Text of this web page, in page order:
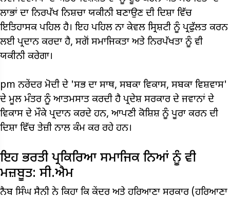
ਲਾਭਾਂ ਦਾ ਨਿਰਪੱਖ ਨਿਸ਼ਚਾ ਯਕੀਨੀ ਬਣਾਉਣ ਦੀ ਦਿਸ਼ਾ ਵਿੱਚ
ਇਤਿਹਾਸਕ ਪਹਿਲ ਹੈ। ਇਹ ਪਹਿਲ ਨਾ ਕੇਵਲ ਸ੍ਰਿਸ਼ਟੀ ਨੂੰ ਪ੍ਰਫੁੱਲਤ ਕਰਨ
ਲਈ ਪ੍ਰਦਾਨ ਕਰਦਾ ਹੈ, ਸਗੋਂ ਸਮਾਜਿਕਤਾ ਅਤੇ ਨਿਰਪੱਖਤਾ ਨੂੰ ਵੀ
ਯਕੀਨੀ ਕਰੇਗਾ।
pm ਨਰੇਂਦਰ ਮੋਦੀ ਦੇ 'ਸਭ ਦਾ ਸਾਥ, ਸਬਕਾ ਵਿਕਾਸ, ਸਬਕਾ ਵਿਸ਼ਵਾਸ'
ਦੇ ਮੂਲ ਮੰਤਰ ਨੂੰ ਆਤਮਸਾਤ ਕਰਦੀ ਹੈ ਪ੍ਰਦੇਸ਼ ਸਰਕਾਰ ਦੇ ਜਵਾਨਾਂ ਦੇ
ਵਿਕਾਸ ਦੇ ਮੌਕੇ ਪ੍ਰਦਾਨ ਕਰਦੇ ਹਨ, ਆਪਣੀ ਕੋਸ਼ਿਸ਼ ਨੂੰ ਪੂਰਾ ਕਰਨ ਦੀ
ਦਿਸ਼ਾ ਵਿੱਚ ਤੇਜ਼ੀ ਨਾਲ ਕੰਮ ਕਰ ਰਹੇ ਹਨ।
ਇਹ ਭਰਤੀ ਪ੍ਰਕਿਰਿਆ ਸਮਾਜਿਕ ਨਿਆਂ ਨੂੰ ਵੀ
ਮਜ਼ਬੂਤ: ਸੀ.ਐਮ
ਨੈਬ ਸਿੰਘ ਸੈਨੀ ਨੇ ਕਿਹਾ ਕਿ ਕੇਂਦਰ ਅਤੇ ਹਰਿਆਣਾ ਸਰਕਾਰ (ਹਰਿਆਣਾ